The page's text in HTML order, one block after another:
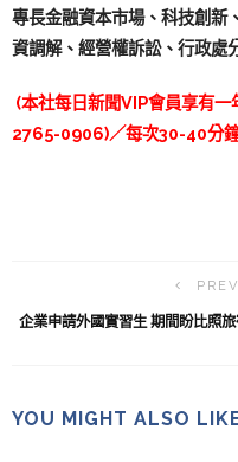
專長金融資本市場、科技創新
資調解、經營權訴訟、行政處
(本社每日新聞VIP會員享有一
2765-0906)／每次30-40分
企業申請外國實習生 期間盼比照
YOU MIGHT ALSO